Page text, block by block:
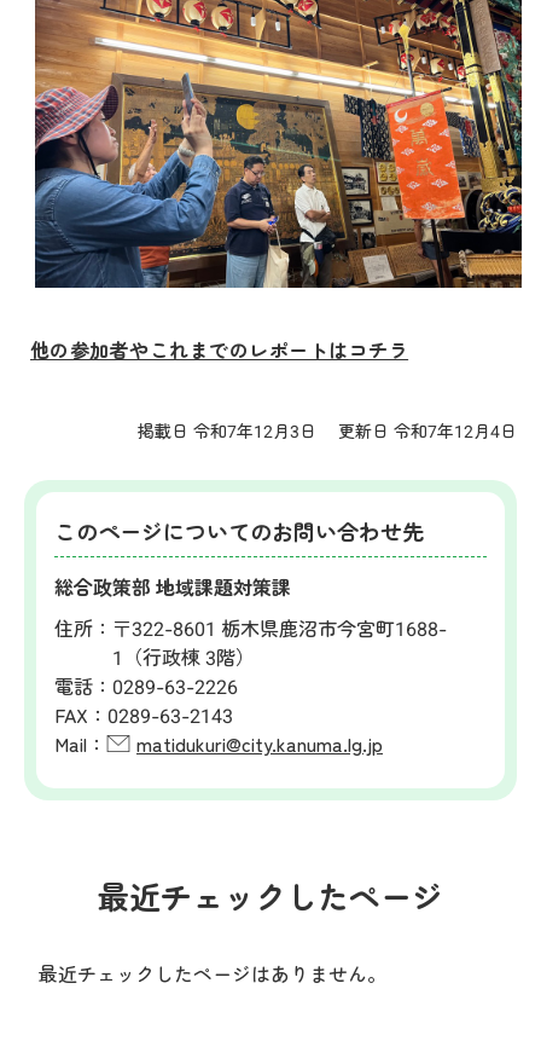
他の参加者やこれまでのレポートはコチラ
掲載日 令和7年12月3日 更新日 令和7年12月4日
このページについてのお問い合わせ先
総合政策部 地域課題対策課
住所： 〒322-8601 栃木県鹿沼市今宮町1688-
1（行政棟 3階）
電話： 0289-63-2226
FAX： 0289-63-2143
Mail：
matidukuri@city.kanuma.lg.jp
最近チェックしたページ
最近チェックしたページはありません。